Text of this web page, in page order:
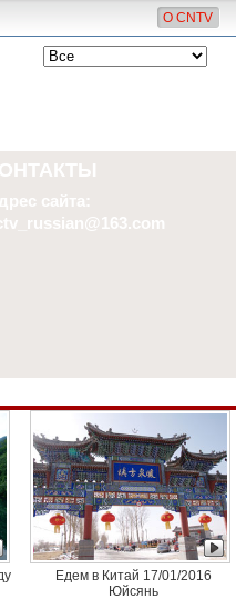
О CNTV
сайта:
Едем в Китай 17/01/2016
Юйсянь